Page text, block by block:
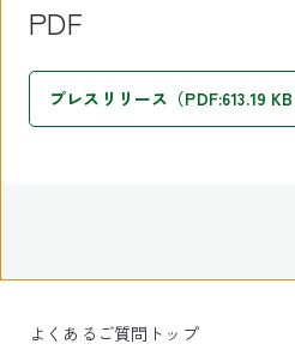
PDF
プレスリリース（PDF:613.19 KB
よくあるご質問トップ